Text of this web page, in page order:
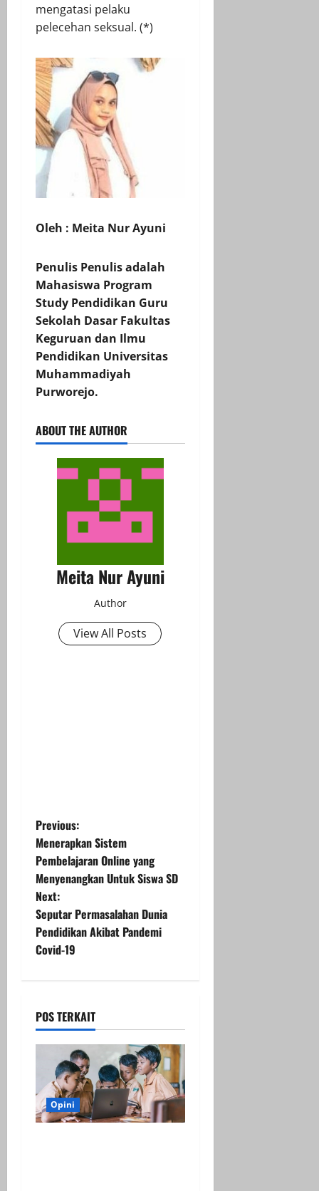
mengatasi pelaku
pelecehan seksual. (*)
Oleh : Meita Nur Ayuni
Penulis Penulis adalah
Mahasiswa Program
Study Pendidikan Guru
Sekolah Dasar Fakultas
Keguruan dan Ilmu
Pendidikan Universitas
Muhammadiyah
Purworejo.
ABOUT THE AUTHOR
Meita Nur Ayuni
Author
View All Posts
P
o
s
t
n
v
i
a
t
Previous:
Menerapkan Sistem
Pembelajaran Online yang
Menyenangkan Untuk Siswa SD
Next:
Seputar Permasalahan Dunia
Pendidikan Akibat Pandemi
Covid-19
POS TERKAIT
Opini